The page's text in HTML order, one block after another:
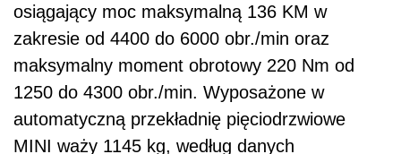
osiągający moc maksymalną 136 KM w
zakresie od 4400 do 6000 obr./min oraz
maksymalny moment obrotowy 220 Nm od
1250 do 4300 obr./min. Wyposażone w
automatyczną przekładnię pięciodrzwiowe
MINI waży 1145 kg, według danych